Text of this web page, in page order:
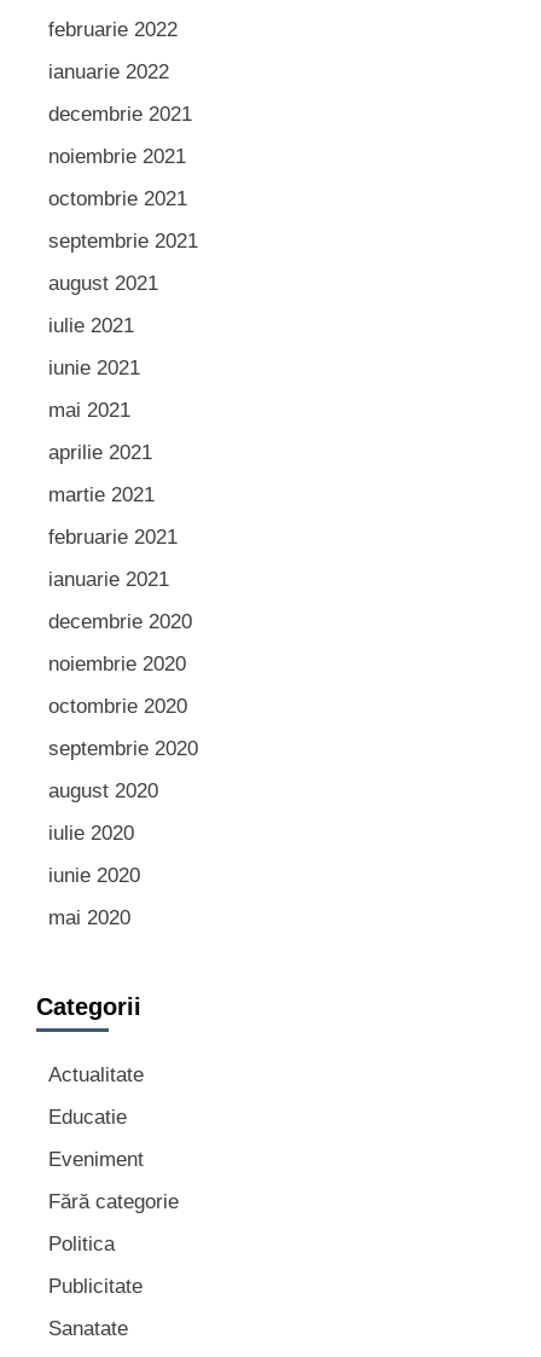
februarie 2022
ianuarie 2022
decembrie 2021
noiembrie 2021
octombrie 2021
septembrie 2021
august 2021
iulie 2021
iunie 2021
mai 2021
aprilie 2021
martie 2021
februarie 2021
ianuarie 2021
decembrie 2020
noiembrie 2020
octombrie 2020
septembrie 2020
august 2020
iulie 2020
iunie 2020
mai 2020
Categorii
Actualitate
Educatie
Eveniment
Fără categorie
Politica
Publicitate
Sanatate